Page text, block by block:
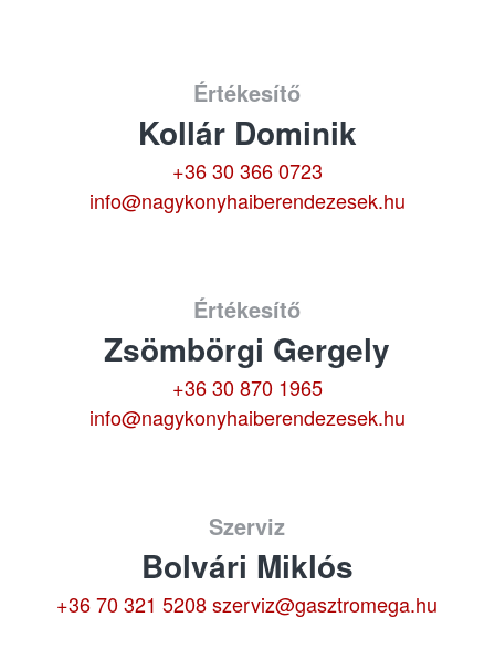
Értékesítő
Kollár Dominik
+36 30 366 0723
info@nagykonyhaiberendezesek.hu
Értékesítő
Zsömbörgi Gergely
+36 30 870 1965
info@nagykonyhaiberendezesek.hu
Szerviz
Bolvári Miklós
+36 70 321 5208 szerviz@gasztromega.hu